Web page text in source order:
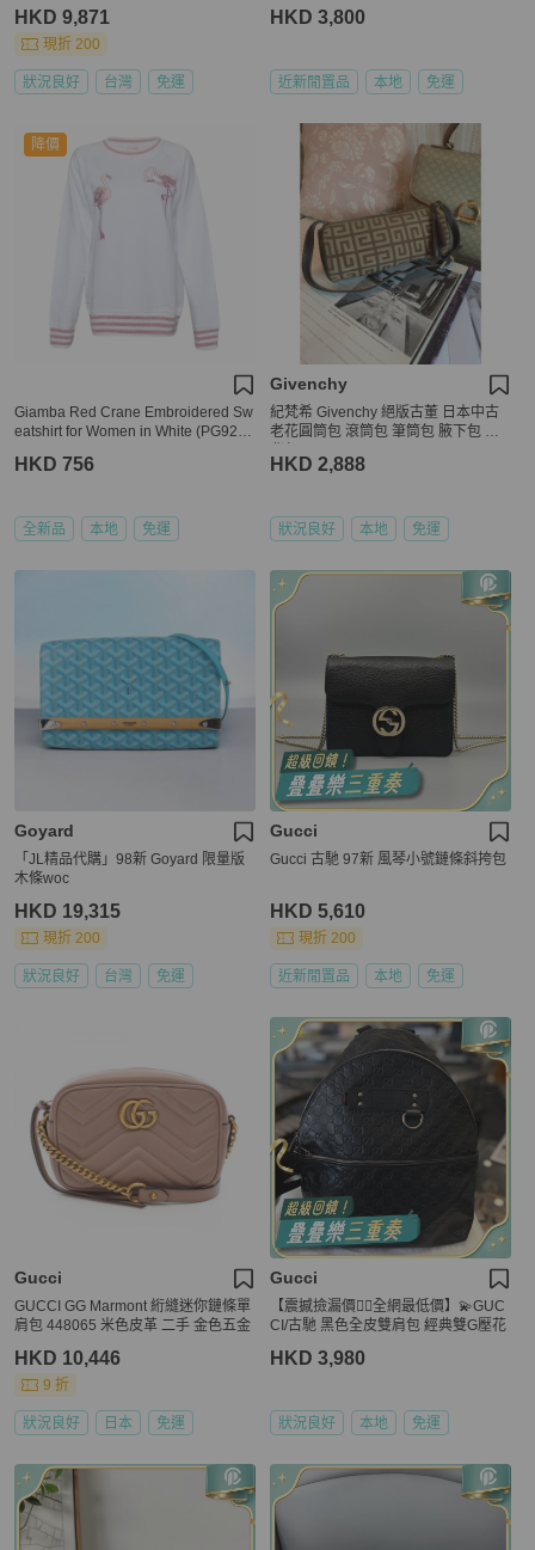
HKD 9,871
現折 200
狀況良好 台灣 免運
HKD 3,800
近新閒置品 本地 免運
降價
Giamba Red Crane Embroidered Sw
eatshirt for Women in White (PG9220
HKD 756
全新品 本地 免運
Givenchy
紀梵希 Givenchy 絕版古董 日本中古
老花圓筒包 滾筒包 筆筒包 腋下包 側
HKD 2,888
狀況良好 本地 免運
Goyard
「JL精品代購」98新 Goyard 限量版
木條woc
HKD 19,315
現折 200
狀況良好 台灣 免運
Gucci
Gucci 古馳 97新 風琴小號鏈條斜挎包
HKD 5,610
現折 200
近新閒置品 本地 免運
Gucci
GUCCI GG Marmont 絎縫迷你鏈條單
肩包 448065 米色皮革 二手 金色五金
HKD 10,446
9 折
狀況良好 日本 免運
Gucci
【震撼撿漏價👍🏻全網最低價】💫GUC
CI/古馳 黑色全皮雙肩包 經典雙G壓花
HKD 3,980
狀況良好 本地 免運